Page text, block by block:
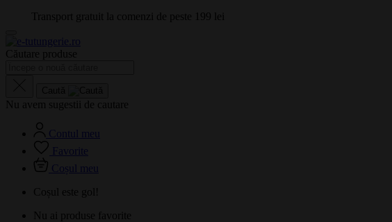
Transport gratuit la comenzi de peste 199 lei
Căutare produse
Nu avem sugestii de cautare
Contul meu
Favorite
Coșul meu
Coșul este gol!
Nu ai produse favorite